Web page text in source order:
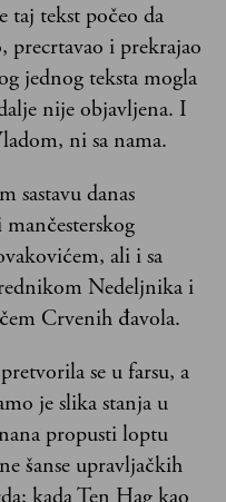
taj tekst počeo da
precrtavao i prekrajao
jednog teksta mogla
nije objavljena. I
ni sa nama.
sastavu danas
ali i sa
Nedeljnika i
Crvenih đavola.
se u farsu, a
je slika stanja u
propusti loptu
šanse upravljačkih